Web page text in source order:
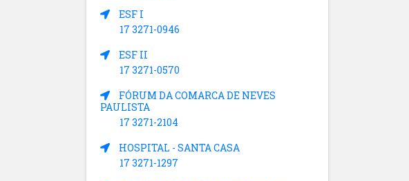
ESF I
17 3271-0946
ESF II
17 3271-0570
FÓRUM DA COMARCA DE NEVES
PAULISTA
17 3271-2104
HOSPITAL - SANTA CASA
17 3271-1297